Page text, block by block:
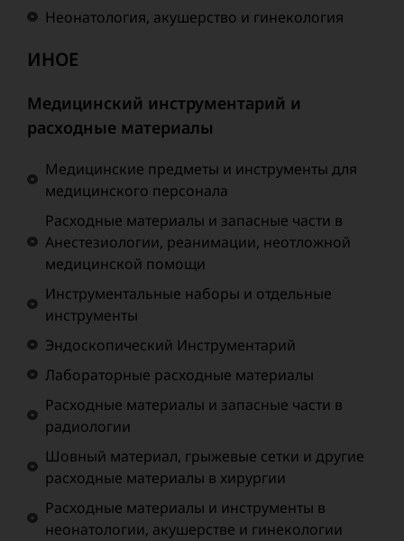
Неонатология, акушерство и гинекология
ИНОЕ
Медицинский инструментарий и
расходные материалы
Медицинские предметы и инструменты для
медицинского персонала
Расходные материалы и запасные части в
Анестезиологии, реанимации, неотложной
медицинской помощи
Инструментальные наборы и отдельные
инструменты
Эндоскопический Инструментарий
Лабораторные расходные материалы
Расходные материалы и запасные части в
радиологии
Шовный материал, грыжевые сетки и другие
расходные материалы в хирургии
Расходные материалы и инструменты в
неонатологии, акушерстве и гинекологии